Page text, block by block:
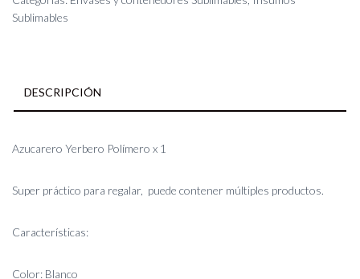
cantidad
Sublimables
DESCRIPCIÓN
Azucarero Yerbero Polímero x 1
Super práctico para regalar, puede contener múltiples productos.
Características:
Color: Blanco